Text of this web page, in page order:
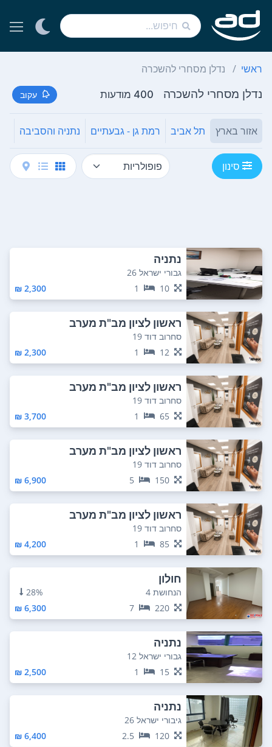
ראשי נדלן מסחרי להשכרה
נדלן מסחרי להשכרה 400 מודעות עקוב
אזור בארץ תל אביב רמת גן - גבעתיים נתניה והסביבה
סינון
נתניה
גבורי ישראל 26
10
1
2,300 ₪
ראשון לציון מב"ת מערב
סחרוב דוד 19
12
1
2,300 ₪
ראשון לציון מב"ת מערב
סחרוב דוד 19
65
1
3,700 ₪
ראשון לציון מב"ת מערב
סחרוב דוד 19
150
5
6,900 ₪
ראשון לציון מב"ת מערב
סחרוב דוד 19
85
1
4,200 ₪
חולון
הנחושת 4
28%
220
7
6,300 ₪
נתניה
גבורי ישראל 12
15
1
2,500 ₪
נתניה
גיבורי ישראל 26
120
2.5
6,400 ₪